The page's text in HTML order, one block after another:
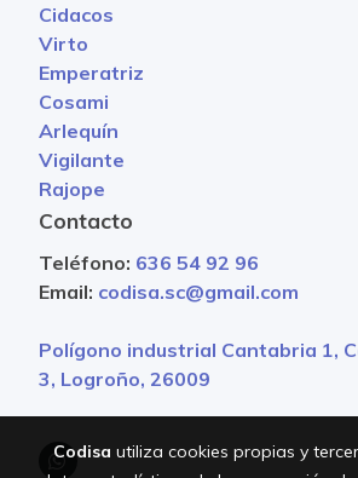
Cidacos
Virto
Emperatriz
Cosami
Arlequín
Vigilante
Rajope
Contacto
Teléfono: 636 54 92 96
Email: codisa.sc@gmail.com
Polígono industrial Cantabria 1,
3, Logroño, 26009
Codisa utiliza cookies propias y